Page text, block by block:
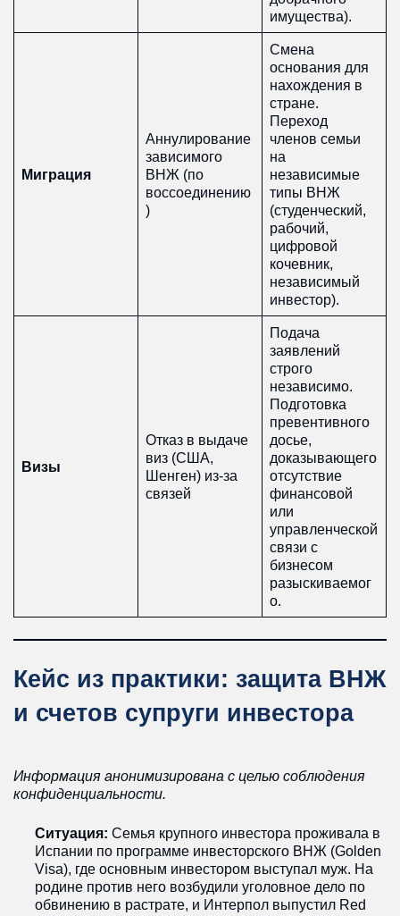
имущества).
Миграция
Аннулирование
зависимого
ВНЖ (по
воссоединению
)
Смена
основания для
нахождения в
стране.
Переход
членов семьи
на
независимые
типы ВНЖ
(студенческий,
рабочий,
цифровой
кочевник,
независимый
инвестор).
Визы
Отказ в выдаче
виз (США,
Шенген) из-за
связей
Подача
заявлений
строго
независимо.
Подготовка
превентивного
досье,
доказывающего
отсутствие
финансовой
или
управленческой
связи с
бизнесом
разыскиваемог
о.
Кейс из практики: защита ВНЖ
и счетов супруги инвестора
Информация анонимизирована с целью соблюдения
конфиденциальности.
Ситуация: Семья крупного инвестора проживала в
Испании по программе инвесторского ВНЖ (Golden
Visa), где основным инвестором выступал муж. На
родине против него возбудили уголовное дело по
обвинению в растрате, и Интерпол выпустил Red